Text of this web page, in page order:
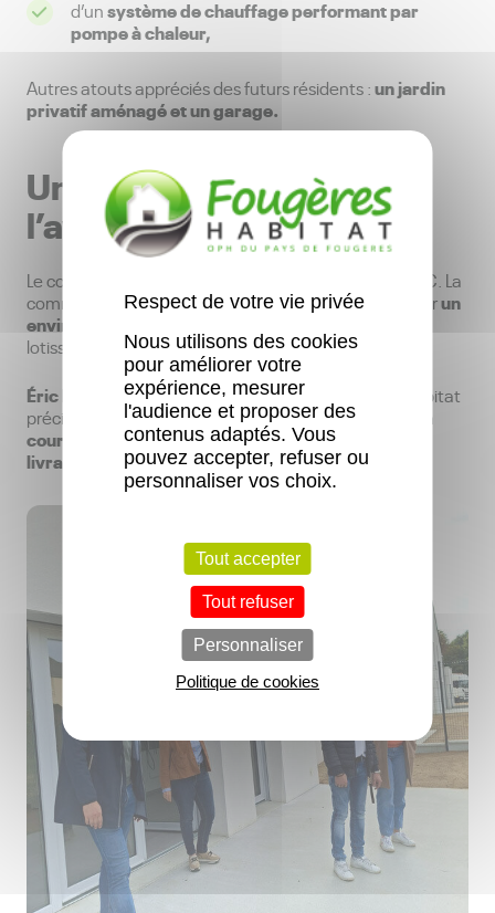
d’unsystème de chauffage performant par
pompe à chaleur,
Autres atouts appréciés des futurs résidents :un jardin
privatif aménagé et un garage.
Un investissement pour
l’avenir du territoire
Le coût global de l’opération s’élève à 660 000 € TTC. La
commune, de son côté, a aménagé la voirie pour offrirun
environnement agréable et sécurisé
lotissement.
Éric Huard, Chargé d’Opérations chez Fougères Habitat
précise
“Huit autres pavillons sont actuellement en
cours de construction sur la commune, pour une
livraison prévue en 2026”.
Respect de votre vie privée
Nous utilisons des cookies
pour améliorer votre
expérience, mesurer
l'audience et proposer des
contenus adaptés. Vous
pouvez accepter, refuser ou
personnaliser vos choix.
Tout accepter
Tout refuser
Personnaliser
Politique de cookies